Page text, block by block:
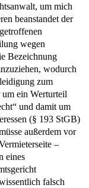
um mich
beanstandet der
wegen
Bezeichnung
wodurch
zum
ein Werturteil
und damit um
(§ 193 StGB)
außerdem vor
–
eines
falsch